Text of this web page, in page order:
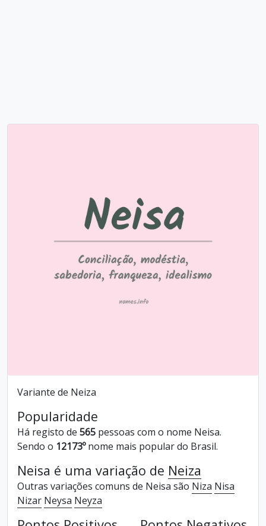
Variante de Neiza
Popularidade
Há registo de 565 pessoas com o nome Neisa.
Sendo o 12173ºnome mais popular do Brasil.
Neisa é uma variação de Neiza
Outras variações comuns de Neisa são Niza Nisa
Nizar Neysa Neyza